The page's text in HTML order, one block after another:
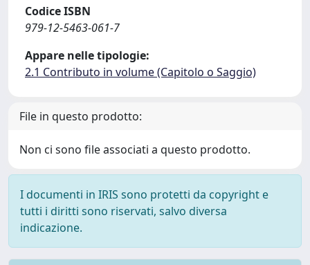
Codice ISBN
979-12-5463-061-7
Appare nelle tipologie:
2.1 Contributo in volume (Capitolo o Saggio)
File in questo prodotto:
Non ci sono file associati a questo prodotto.
I documenti in IRIS sono protetti da copyright e
tutti i diritti sono riservati, salvo diversa
indicazione.